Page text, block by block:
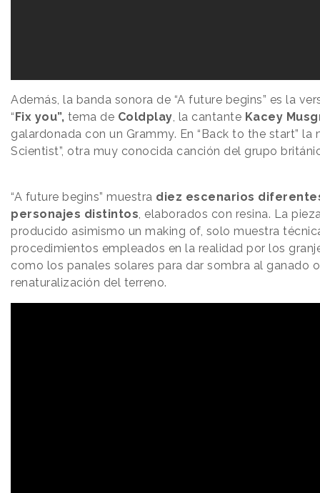
Además, la banda sonora de “A future begins” es la
“ Fix you”, tema de Coldplay, la cantante Kacey
galardonada con un Grammy. En “Back to the start” la
Scientist”, otra muy conocida canción del grupo
“A future begins” muestra diez escenarios
personajes distintos, elaborados con resina. La
producido asimismo un making of, solo muestra
procedimientos empleados en la realidad por los
como los panales solares para dar sombra al ganado
renaturalización del terreno.